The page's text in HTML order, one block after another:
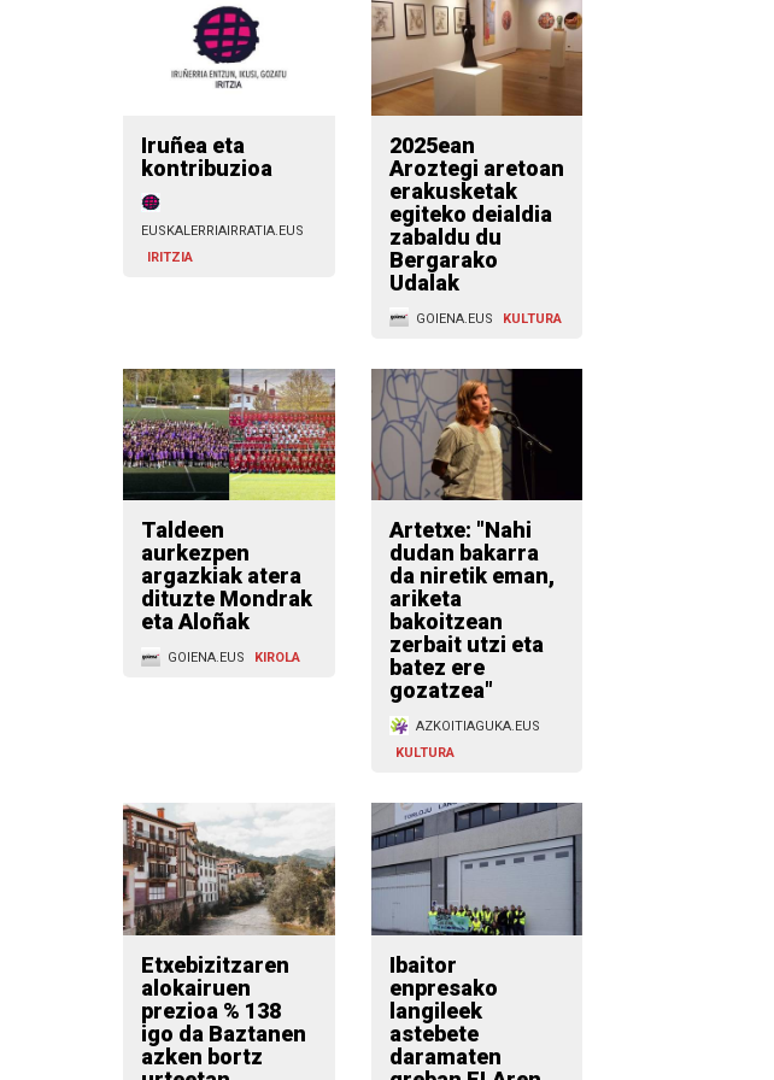
Iruñea eta
kontribuzioa
EUSKALERRIAIRRATIA.EUS
IRITZIA
2025ean
Aroztegi aretoan
erakusketak
egiteko deialdia
zabaldu du
Bergarako
Udalak
GOIENA.EUS KULTURA
Taldeen
aurkezpen
argazkiak atera
dituzte Mondrak
eta Aloñak
GOIENA.EUS KIROLA
Artetxe: "Nahi
dudan bakarra
da niretik eman,
ariketa
bakoitzean
zerbait utzi eta
batez ere
gozatzea"
AZKOITIAGUKA.EUS
KULTURA
Etxebizitzaren
alokairuen
prezioa % 138
igo da Baztanen
azken bortz
Ibaitor
enpresako
langileek
astebete
daramaten